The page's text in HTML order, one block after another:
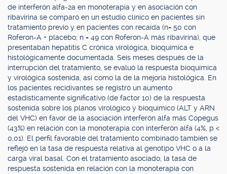
de interferón alfa-2a en monoterapia y en asociación con
ribavirina se comparó en un estudio clínico en pacientes sin
tratamiento previo y en pacientes con recaída (n= 50 con
Roferon-A + placebo; n = 49 con Roferon-A más ribavirina), que
presentaban hepatitis C crónica virológica, bioquímica e
histológicamente documentada. Seis meses después de la
interrupción del tratamiento, se evaluó la respuesta bioquímica
y virológica sostenida, así como la de la mejoría histológica. En
los pacientes recidivantes se registró un aumento
estadísticamente significativo (de factor 10) de la respuesta
sostenida sobre los planos virológico y bioquímico (ALT y ARN
del VHC) en favor de la asociación interferón alfa más Copegus
(43%) en relación con la monoterapia con interferón alfa (4%, p <
0,01). El perfil favorable del tratamiento combinado también se
reflejó en la tasa de respuesta relativa al genotipo VHC o a la
carga viral basal. Con el tratamiento asociado, la tasa de
respuesta sostenida en relación con la monoterapia con